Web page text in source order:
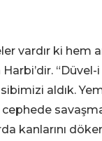
vardır ki hem
“Düvel-
aldık.
kanlarını